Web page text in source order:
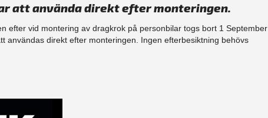
att använda direkt efter monteringen.
efter vid montering av dragkrok på personbilar togs bort 1 September
användas direkt efter monteringen. Ingen efterbesiktning behövs